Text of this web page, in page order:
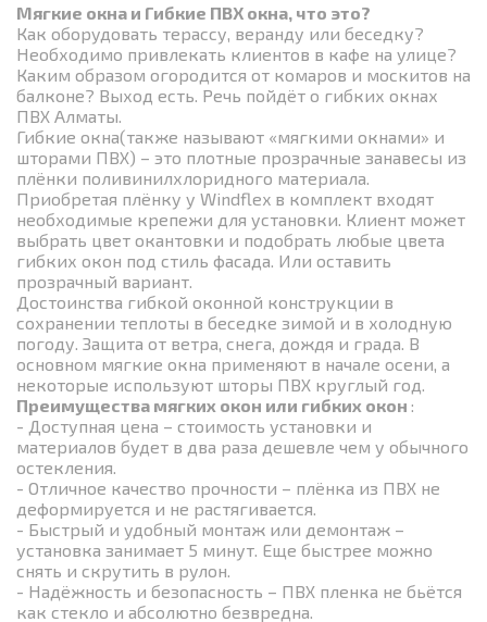
Мягкие окна и Гибкие ПВХ окна, что это?
Как оборудовать терассу, веранду или беседку?
Необходимо привлекать клиентов в кафе на улице?
Каким образом огородится от комаров и москитов на
балконе? Выход есть. Речь пойдёт о гибких окнах
ПВХ Алматы.
Гибкие окна(также называют «мягкими окнами» и
шторами ПВХ) – это плотные прозрачные занавесы из
плёнки поливинилхлоридного материала.
Приобретая плёнку у Windflex в комплект входят
необходимые крепежи для установки. Клиент может
выбрать цвет окантовки и подобрать любые цвета
гибких окон под стиль фасада. Или оставить
прозрачный вариант.
Достоинства гибкой оконной конструкции в
сохранении теплоты в беседке зимой и в холодную
погоду. Защита от ветра, снега, дождя и града. В
основном мягкие окна применяют в начале осени, а
некоторые используют шторы ПВХ круглый год.
Преимущества мягких окон или гибких окон :
- Доступная цена – стоимость установки и
материалов будет в два раза дешевле чем у обычного
остекления.
- Отличное качество прочности – плёнка из ПВХ не
деформируется и не растягивается.
- Быстрый и удобный монтаж или демонтаж –
установка занимает 5 минут. Еще быстрее можно
снять и скрутить в рулон.
- Надёжность и безопасность – ПВХ пленка не бьётся
как стекло и абсолютно безвредна.